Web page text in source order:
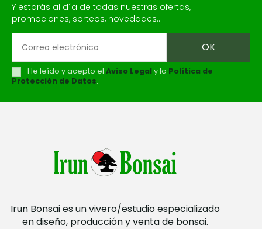
Y estarás al día de todas nuestras ofertas,
promociones, sorteos, novedades...
He leído y acepto el Aviso Legaly la Política de
Protección de Datos.
Irun Bonsai es un vivero/estudio especializado
en diseño, producción y venta de bonsai.